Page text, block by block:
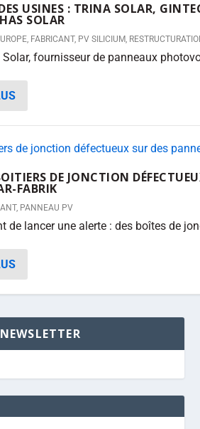
USINES : TRINA SOLAR,
SOLAR
, FABRICANT, PV SILICIUM,
Solar, fournisseur de panneaux
DE JONCTION
FABRIK
, PANNEAU PV
de lancer une alerte : des boîtes de